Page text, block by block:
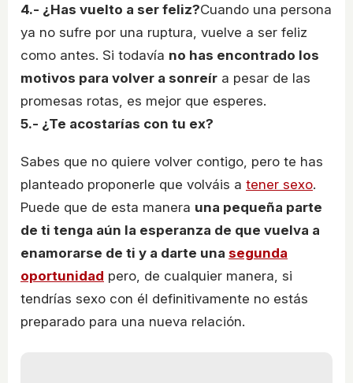
4.- ¿Has vuelto a ser feliz?Cuando una persona
ya no sufre por una ruptura, vuelve a ser feliz
como antes. Si todavía no has encontrado los
motivos para volver a sonreír a pesar de las
promesas rotas, es mejor que esperes.
5.- ¿Te acostarías con tu ex?
Sabes que no quiere volver contigo, pero te has
planteado proponerle que volváis a tener sexo.
Puede que de esta manera una pequeña parte
de ti tenga aún la esperanza de que vuelva a
enamorarse de ti y a darte una segunda
oportunidad pero, de cualquier manera, si
tendrías sexo con él definitivamente no estás
preparado para una nueva relación.